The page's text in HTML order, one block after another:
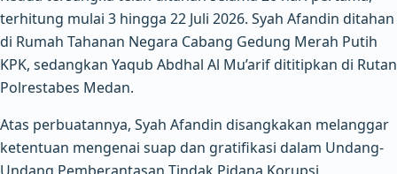
terhitung mulai 3 hingga 22 Juli 2026. Syah Afandin ditahan
di Rumah Tahanan Negara Cabang Gedung Merah Putih
KPK, sedangkan Yaqub Abdhal Al Mu’arif dititipkan di Rutan
Polrestabes Medan.
Atas perbuatannya, Syah Afandin disangkakan melanggar
ketentuan mengenai suap dan gratifikasi dalam Undang-